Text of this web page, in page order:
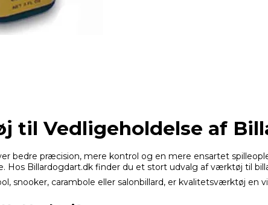
til Vedligeholdelse af
bedre præcision, mere kontrol og en mere ensartet
Hos Billardogdart.dk finder du et stort udvalg af værktøj til
snooker, carambole eller salonbillard, er kvalitetsværktøj en